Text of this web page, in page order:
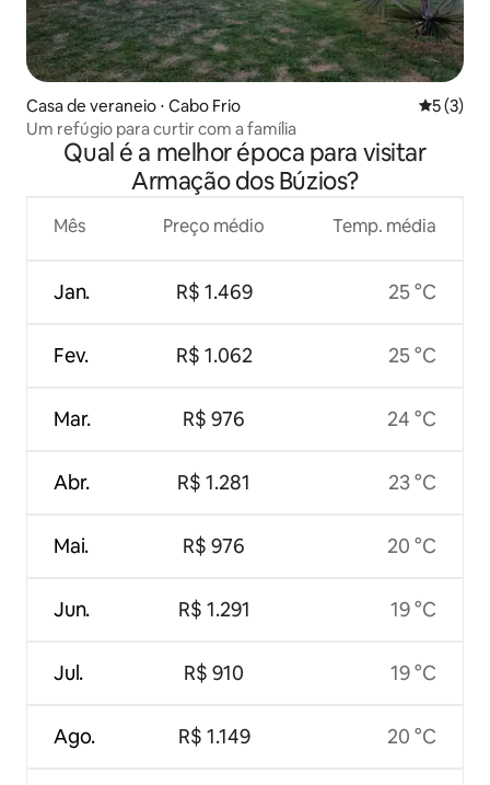
Casa de veraneio ⋅ Cabo Frio 5 de
5 (3)
Um refúgio para curtir com a família
Qual é a melhor época para visitar
Armação dos Búzios?
Mês
Jan.
Fev.
Mar.
Abr.
Mai.
Jun.
Jul.
Ago.
Preço médio
R$ 1.469
R$ 1.062
R$ 976
R$ 1.281
R$ 976
R$ 1.291
R$ 910
R$ 1.149
Temp. média
25 °C
25 °C
24 °C
23 °C
20 °C
19 °C
19 °C
20 °C